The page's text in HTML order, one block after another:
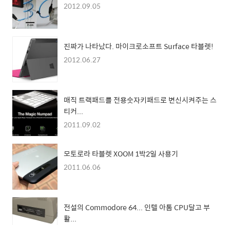
2012.09.05
진짜가 나타났다. 마이크로소프트 Surface 타블렛!
2012.06.27
매직 트랙패드를 전용숫자키패드로 변신시켜주는 스
티커...
2011.09.02
모토로라 타블렛 XOOM 1박2일 사용기
2011.06.06
전설의 Commodore 64... 인텔 아톰 CPU달고 부
활...